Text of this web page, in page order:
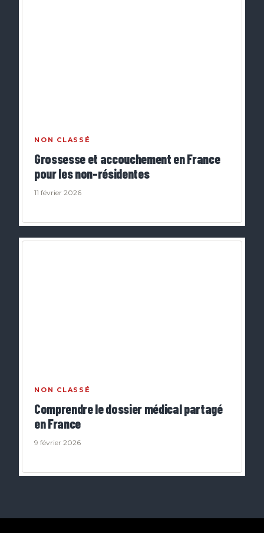
NON CLASSÉ
Grossesse et accouchement en France
pour les non-résidentes
11 février 2026
NON CLASSÉ
Comprendre le dossier médical partagé
en France
9 février 2026